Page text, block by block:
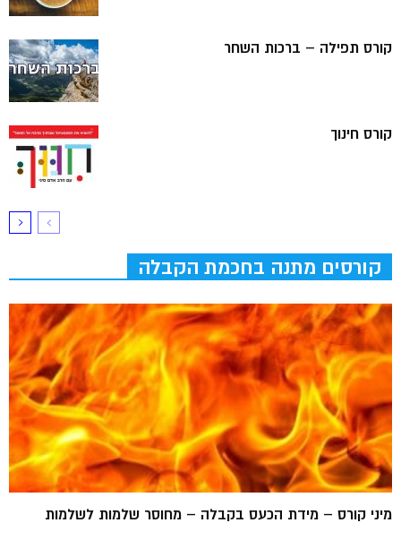
קורס תפילה – ברכות השחר
קורס חינוך
קורסים מתנה בחכמת הקבלה
מיני קורס – מידת הכעס בקבלה – מחוסר שלמות לשלמות